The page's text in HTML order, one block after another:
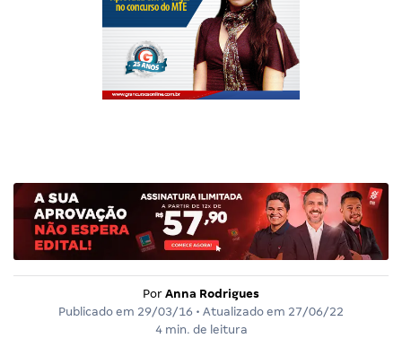
Por Anna Rodrigues
Publicado em 29/03/16 • Atualizado em 27/06/22
4 min. de leitura